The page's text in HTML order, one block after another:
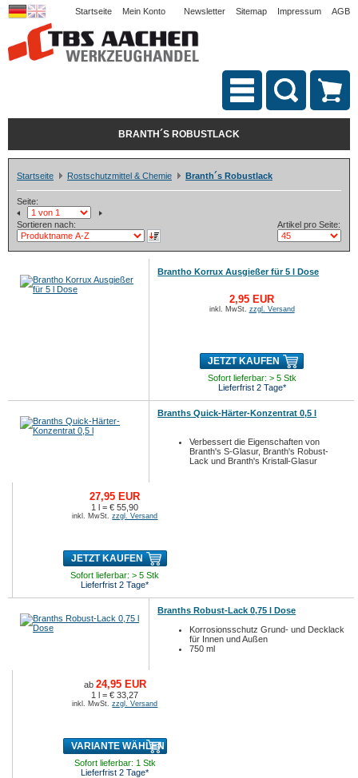
Startseite Mein Konto Newsletter Sitemap Impressum AGB
BRANTH´S ROBUSTLACK
Startseite Rostschutzmittel & Chemie Branth´s Robustlack
Seite:
Sortieren nach: Artikel pro Seite:
Brantho Korrux Ausgießer für 5 l Dose
2,95 EUR
inkl. MwSt. zzgl. Versand
JETZT KAUFEN
Sofort lieferbar: > 5 Stk
Lieferfrist 2 Tage*
Branths Quick-Härter-Konzentrat 0,5 l
Verbessert die Eigenschaften von
Branth's S-Glasur, Branth's Robust-
Lack und Branth's Kristall-Glasur
27,95 EUR
1 l = € 55,90
inkl. MwSt.zzgl. Versand
JETZT KAUFEN
Sofort lieferbar: > 5 Stk
Lieferfrist 2 Tage*
Branths Robust-Lack 0,75 l Dose
Korrosionsschutz Grund- und Decklack
für Innen und Außen
750 ml
ab 24,95 EUR
1 l = € 33,27
inkl. MwSt.zzgl. Versand
VARIANTE WÄHLEN
Sofort lieferbar: 1 Stk
Lieferfrist 2 Tage*